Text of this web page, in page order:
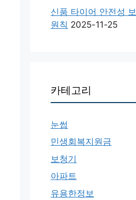
신품 타이어 안전성
원칙 2025-11-25
카테고리
눈썹
민생회복지원금
보청기
아파트
유용한정보